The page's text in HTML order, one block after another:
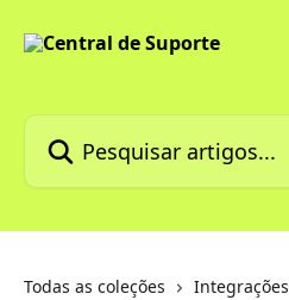
Pesquisar artigos...
Todas as coleções Integrações